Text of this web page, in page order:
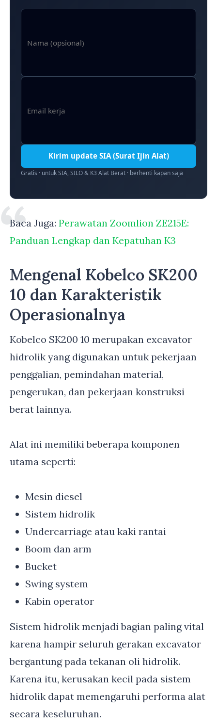
Kirim update SIA (Surat Ijin Alat)
Gratis · untuk SIA, SILO & K3 Alat Berat · berhenti kapan saja
Baca Juga: Perawatan Zoomlion ZE215E:
Panduan Lengkap dan Kepatuhan K3
Mengenal Kobelco SK200
10 dan Karakteristik
Operasionalnya
Kobelco SK200 10 merupakan excavator
hidrolik yang digunakan untuk pekerjaan
penggalian, pemindahan material,
pengerukan, dan pekerjaan konstruksi
berat lainnya.
Alat ini memiliki beberapa komponen
utama seperti:
Mesin diesel
Sistem hidrolik
Undercarriage atau kaki rantai
Boom dan arm
Bucket
Swing system
Kabin operator
Sistem hidrolik menjadi bagian paling vital
karena hampir seluruh gerakan excavator
bergantung pada tekanan oli hidrolik.
Karena itu, kerusakan kecil pada sistem
hidrolik dapat memengaruhi performa alat
secara keseluruhan.